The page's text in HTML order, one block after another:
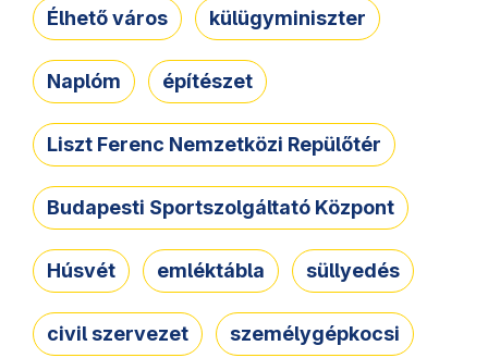
Élhető város külügyminiszter
Naplóm építészet
Liszt Ferenc Nemzetközi Repülőtér
Budapesti Sportszolgáltató Központ
Húsvét emléktábla süllyedés
civil szervezet személygépkocsi